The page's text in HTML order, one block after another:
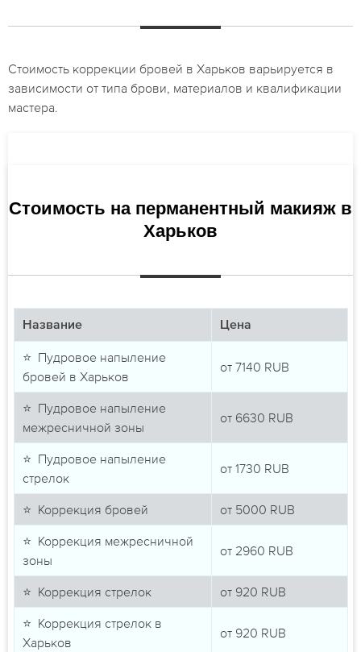
Стоимость коррекции бровей в Харьков варьируется в
зависимости от типа брови, материалов и квалификации
мастера.
Стоимость на перманентный макияж в
Харьков
Название Цена
⭐ Пудровое напыление
бровей в Харьков
от 7140 RUB
⭐ Пудровое напыление
межресничной зоны
от 6630 RUB
⭐ Пудровое напыление
стрелок
от 1730 RUB
⭐ Коррекция бровей от 5000 RUB
⭐ Коррекция межресничной
зоны
от 2960 RUB
⭐ Коррекция стрелок от 920 RUB
⭐ Коррекция стрелок в
Харьков
от 920 RUB